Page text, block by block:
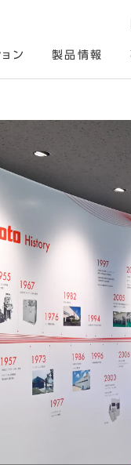
ン 製品情報